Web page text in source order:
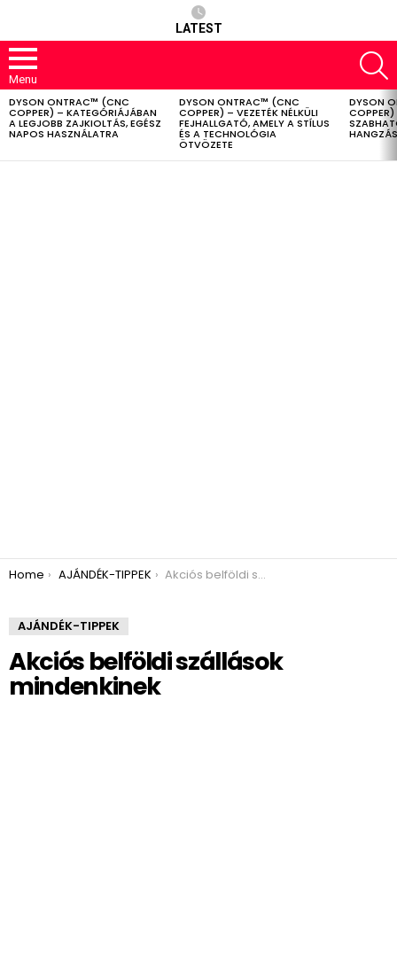
LATEST
Menu
LATEST
STORIES
DYSON ONTRAC™ (CNC
COPPER) – KATEGÓRIÁJÁBAN
A LEGJOBB ZAJKIOLTÁS, EGÉSZ
NAPOS HASZNÁLATRA
DYSON ONTRAC™ (CNC
COPPER) – VEZETÉK NÉLKÜLI
FEJHALLGATÓ, AMELY A STÍLUS
ÉS A TECHNOLÓGIA
ÖTVÖZETE
DYSON
COPPER)
You are here:
Home AJÁNDÉK-TIPPEK Akciós belföldi szállások mindenkinek
AJÁNDÉK-TIPPEK
Akciós belföldi szállások
mindenkinek